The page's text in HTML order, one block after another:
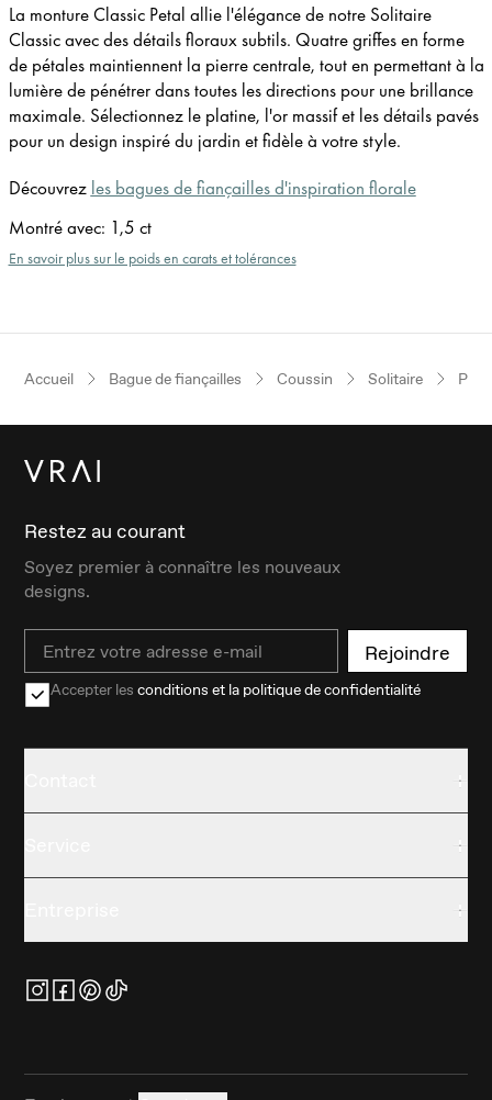
La monture Classic Petal allie l'élégance de notre Solitaire
Classic avec des détails floraux subtils. Quatre griffes en forme
de pétales maintiennent la pierre centrale, tout en permettant à la
lumière de pénétrer dans toutes les directions pour une brillance
maximale. Sélectionnez le platine, l'or massif et les détails pavés
pour un design inspiré du jardin et fidèle à votre style.
Découvrez les bagues de fiançailles d'inspiration florale
Montré avec: 1,5 ct
En savoir plus sur le poids en carats et tolérances
Accueil Bague de fiançailles Coussin Solitaire
Restez au courant
Soyez premier à connaître les nouveaux
designs.
Email Rejoindre
Accepter lesconditions et la politique de confidentialité